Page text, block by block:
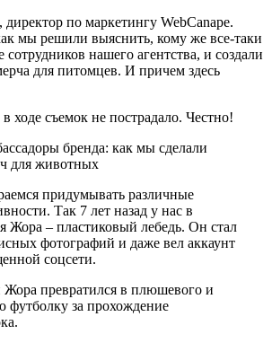
по маркетингу WebCanape.
мы решили выяснить, кому же все-таки
нашего агентства, и создали
для питомцев. И причем здесь
ходе съемок не пострадало. Честно!
придумывать различные
Так 7 лет назад у нас в
Жора – пластиковый лебедь. Он стал
фотографий и даже вел аккаунт
соцсети.
превратился в плюшевого и
за прохождение